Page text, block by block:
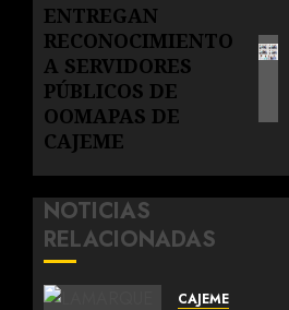
Siguiente
entrada:
ENTREGAN
RECONOCIMIENTO
A SERVIDORES
PÚBLICOS DE
OOMAPAS DE
CAJEME
NOTICIAS
RELACIONADAS
CAJEME